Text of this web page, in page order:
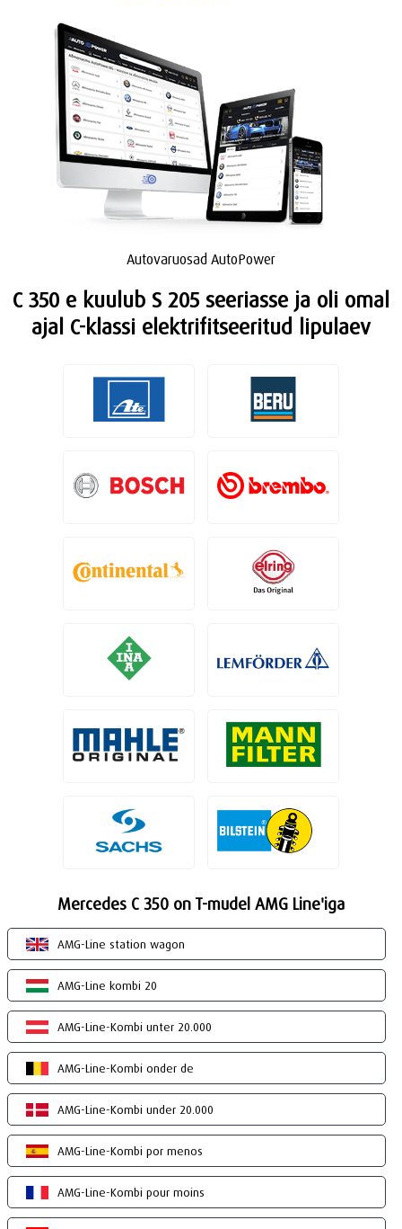
Autovaruosad AutoPower
C 350 e kuulub S 205 seeriasse ja oli omal
ajal C-klassi elektrifitseeritud lipulaev
Mercedes C 350 on T-mudel AMG Line'iga
AMG-Line station wagon
AMG-Line kombi 20
AMG-Line-Kombi unter 20.000
AMG-Line-Kombi onder de
AMG-Line-Kombi under 20.000
AMG-Line-Kombi por menos
AMG-Line-Kombi pour moins